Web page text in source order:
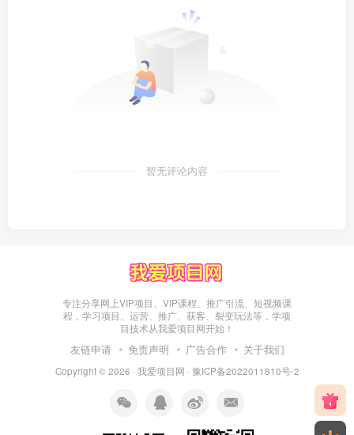
暂无评论内容
专注分享网上VIP项目、VIP课程、推广引流、短视频课
程，学习项目、运营、推广、获客、裂变玩法等，学项
目技术从我爱项目网开始！
友链申请 免责声明 广告合作 关于我们
Copyright © 2026 · 我爱项目网 · 豫ICP备2022011810号-2